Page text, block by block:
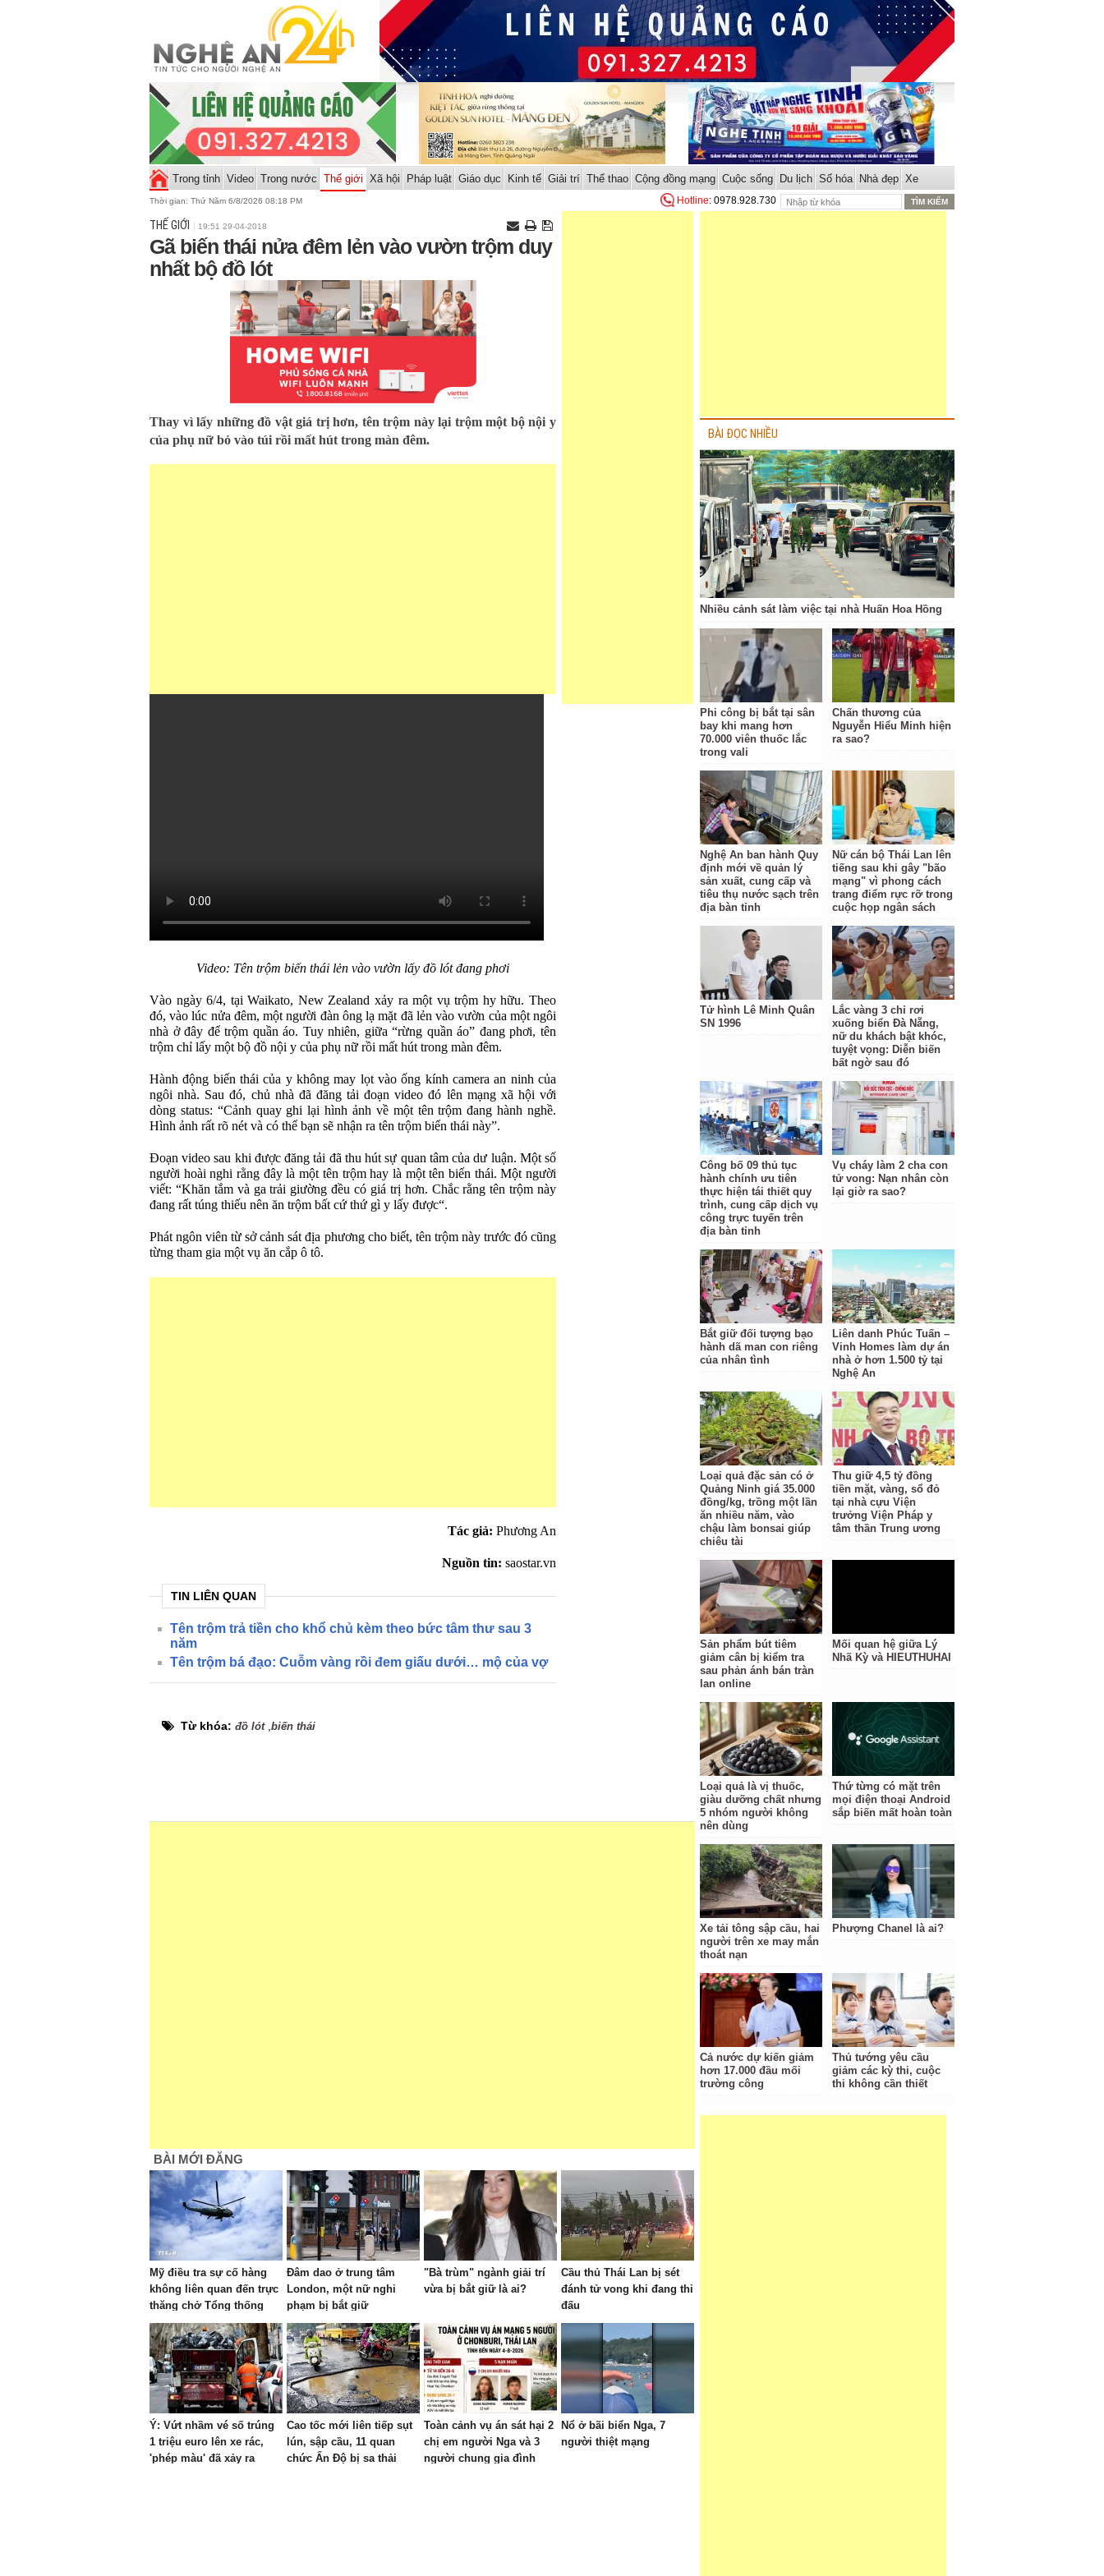
Trong tỉnh Video Trong nước Thế giới Xã hội Pháp luật Giáo dục Kinh tế Giải trí Thể thao Cộng đồng mạng Cuộc sống Du lịch Số hóa Nhà đẹp Xe
Thời gian: Thứ Năm 6/8/2026 08:18 PM Hotline: 0978.928.730
THẾ GIỚI 19:51 29-04-2018
Gã biến thái nửa đêm lẻn vào vườn trộm duy
nhất bộ đồ lót
Thay vì lấy những đồ vật giá trị hơn, tên trộm này lại trộm một bộ nội y
của phụ nữ bỏ vào túi rồi mất hút trong màn đêm.
Video: Tên trộm biến thái lẻn vào vườn lấy đồ lót đang phơi
Vào ngày 6/4, tại Waikato, New Zealand xảy ra một vụ trộm hy hữu. Theo
đó, vào lúc nửa đêm, một người đàn ông lạ mặt đã lẻn vào vườn của một ngôi
nhà ở đây để trộm quần áo. Tuy nhiên, giữa “rừng quần áo” đang phơi, tên
trộm chỉ lấy một bộ đồ nội y của phụ nữ rồi mất hút trong màn đêm.
Hành động biến thái của y không may lọt vào ống kính camera an ninh của
ngôi nhà. Sau đó, chủ nhà đã đăng tải đoạn video đó lên mạng xã hội với
dòng status: “Cảnh quay ghi lại hình ảnh về một tên trộm đang hành nghề.
Hình ảnh rất rõ nét và có thể bạn sẽ nhận ra tên trộm biến thái này”.
Đoạn video sau khi được đăng tải đã thu hút sự quan tâm của dư luận. Một số
người hoài nghi rằng đây là một tên trộm hay là một tên biến thái. Một người
viết: “Khăn tắm và ga trải giường đều có giá trị hơn. Chắc rằng tên trộm này
đang rất túng thiếu nên ăn trộm bất cứ thứ gì y lấy được“.
Phát ngôn viên từ sở cảnh sát địa phương cho biết, tên trộm này trước đó cũng
từng tham gia một vụ ăn cắp ô tô.
Tác giả: Phương An
Nguồn tin: saostar.vn
TIN LIÊN QUAN
Tên trộm trả tiền cho khổ chủ kèm theo bức tâm thư sau 3
năm
Tên trộm bá đạo: Cuỗm vàng rồi đem giấu dưới… mộ của vợ
Từ khóa: đồ lót, biến thái
BÀI MỚI ĐĂNG
Mỹ điều tra sự cố hàng
không liên quan đến trực
thăng chở Tổng thống
Trump
Đâm dao ở trung tâm
London, một nữ nghi
phạm bị bắt giữ
"Bà trùm" ngành giải trí
vừa bị bắt giữ là ai?
Cầu thủ Thái Lan bị sét
đánh tử vong khi đang thi
đấu
Ý: Vứt nhầm vé số trúng
1 triệu euro lên xe rác,
'phép màu' đã xảy ra
Cao tốc mới liên tiếp sụt
lún, sập cầu, 11 quan
chức Ấn Độ bị sa thải
Toàn cảnh vụ án sát hại 2
chị em người Nga và 3
người chung gia đình
Nổ ở bãi biển Nga, 7
người thiệt mạng
BÀI ĐỌC NHIỀU
Nhiều cảnh sát làm việc tại nhà Huấn Hoa Hồng
Phi công bị bắt tại sân
bay khi mang hơn
70.000 viên thuốc lắc
trong vali
Chấn thương của
Nguyễn Hiểu Minh hiện
ra sao?
Nghệ An ban hành Quy
định mới về quản lý
sản xuất, cung cấp và
tiêu thụ nước sạch trên
địa bàn tỉnh
Nữ cán bộ Thái Lan lên
tiếng sau khi gây "bão
mạng" vì phong cách
trang điểm rực rỡ trong
cuộc họp ngân sách
Tử hình Lê Minh Quân
SN 1996
Lắc vàng 3 chỉ rơi
xuống biển Đà Nẵng,
nữ du khách bật khóc,
tuyệt vọng: Diễn biến
bất ngờ sau đó
Công bố 09 thủ tục
hành chính ưu tiên
thực hiện tái thiết quy
trình, cung cấp dịch vụ
công trực tuyến trên
địa bàn tỉnh
Vụ cháy làm 2 cha con
tử vong: Nạn nhân còn
lại giờ ra sao?
Bắt giữ đối tượng bạo
hành dã man con riêng
của nhân tình
Liên danh Phúc Tuấn –
Vinh Homes làm dự án
nhà ở hơn 1.500 tỷ tại
Nghệ An
Loại quả đặc sản có ở
Quảng Ninh giá 35.000
đồng/kg, trồng một lần
ăn nhiều năm, vào
chậu làm bonsai giúp
chiêu tài
Thu giữ 4,5 tỷ đồng
tiền mặt, vàng, sổ đỏ
tại nhà cựu Viện
trưởng Viện Pháp y
tâm thần Trung ương
Sản phẩm bút tiêm
giảm cân bị kiểm tra
sau phản ánh bán tràn
lan online
Mối quan hệ giữa Lý
Nhã Kỳ và HIEUTHUHAI
Loại quả là vị thuốc,
giàu dưỡng chất nhưng
5 nhóm người không
nên dùng
Thứ từng có mặt trên
mọi điện thoại Android
sắp biến mất hoàn toàn
Xe tải tông sập cầu, hai
người trên xe may mắn
thoát nạn
Phượng Chanel là ai?
Cả nước dự kiến giảm
hơn 17.000 đầu mối
trường công
Thủ tướng yêu cầu
giảm các kỳ thi, cuộc
thi không cần thiết